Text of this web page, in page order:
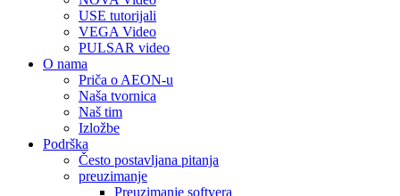
USE tutorijali
VEGA Video
PULSAR video
O nama
Priča o AEON-u
Naša tvornica
Naš tim
Izložbe
Podrška
Često postavljana pitanja
preuzimanje
Preuzimanje softvera